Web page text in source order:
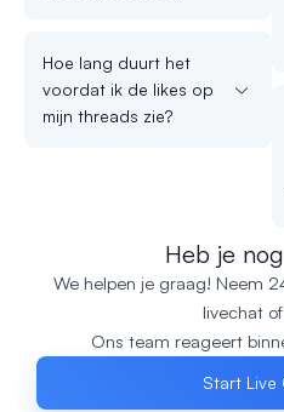
Hoe lang duurt het
voordat ik de likes op
mijn threads zie?
Heb je
We helpen je graag! Neem
livechat
Ons team reageert
Start Live